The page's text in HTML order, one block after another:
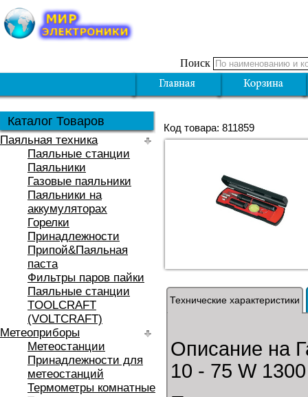
Поиск
Каталог Товаров
Паяльная техника
Паяльные станции
Паяльники
Газовые паяльники
Паяльники на
аккумуляторах
Горелки
Принадлежности
Припой&Паяльная
паста
Фильтры паров пайки
Паяльные станции
TOOLCRAFT
(VOLTCRAFT)
Метеоприборы
Метеостанции
Принадлежности для
метеостанций
Термометры комнатные
Код товара: 811859
Технические характеристики
Описание на
10 - 75 W